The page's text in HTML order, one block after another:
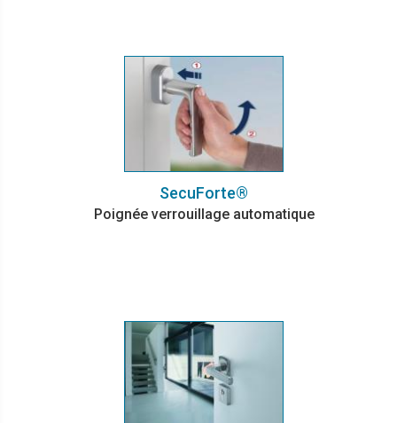
SecuForte®
Poignée verrouillage automatique